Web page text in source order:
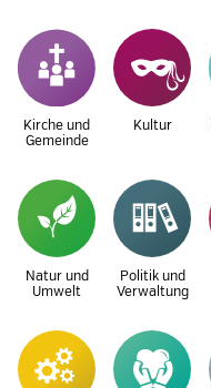
Kirche und
Gemeinde
Kultur
Natur und
Umwelt
Politik und
Verwaltung